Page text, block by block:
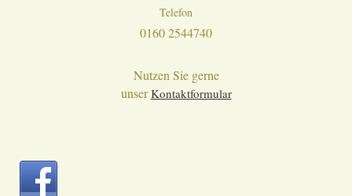
Telefon
0160 2544740
Nutzen Sie gerne
unser Kontaktformular